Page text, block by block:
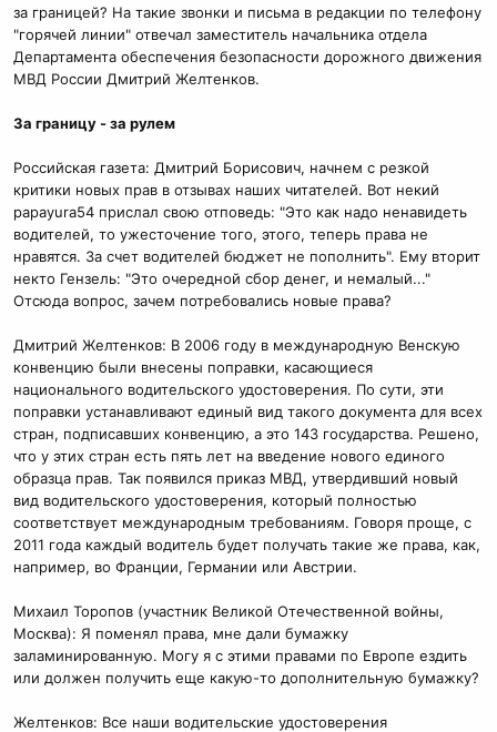
за границей? На такие звонки и письма в редакции по телефону
"горячей линии" отвечал заместитель начальника отдела
Департамента обеспечения безопасности дорожного движения
МВД России Дмитрий Желтенков.
За границу - за рулем
Российская газета: Дмитрий Борисович, начнем с резкой
критики новых прав в отзывах наших читателей. Вот некий
papayura54 прислал свою отповедь: "Это как надо ненавидеть
водителей, то ужесточение того, этого, теперь права не
нравятся. За счет водителей бюджет не пополнить". Ему вторит
некто Гензель: "Это очередной сбор денег, и немалый..."
Отсюда вопрос, зачем потребовались новые права?
Дмитрий Желтенков: В 2006 году в международную Венскую
конвенцию были внесены поправки, касающиеся
национального водительского удостоверения. По сути, эти
поправки устанавливают единый вид такого документа для всех
стран, подписавших конвенцию, а это 143 государства. Решено,
что у этих стран есть пять лет на введение нового единого
образца прав. Так появился приказ МВД, утвердивший новый
вид водительского удостоверения, который полностью
соответствует международным требованиям. Говоря проще, с
2011 года каждый водитель будет получать такие же права, как,
например, во Франции, Германии или Австрии.
Михаил Торопов (участник Великой Отечественной войны,
Москва): Я поменял права, мне дали бумажку
заламинированную. Могу я с этими правами по Европе ездить
или должен получить еще какую-то дополнительную бумажку?
Желтенков: Все наши водительские удостоверения